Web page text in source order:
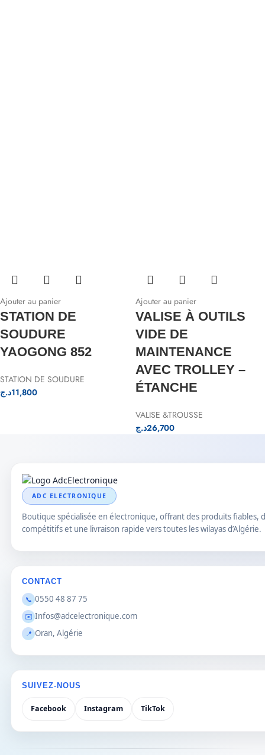
Ajouter au panier
STATION DE
SOUDURE
YAOGONG 852
STATION DE SOUDURE
11,800د.ج
Ajouter au panier
VALISE À OUTILS
VIDE DE
MAINTENANCE
AVEC TROLLEY –
ÉTANCHE
VALISE &TROUSSE
26,700د.ج
ADC ELECTRONIQUE
Boutique spécialisée en électronique, offrant des produits fiables,
compétitifs et une livraison rapide vers toutes les wilayas d’Algérie.
CONTACT
📞 0550 48 87 75
✉️ Infos@adcelectronique.com
📍 Oran, Algérie
SUIVEZ-NOUS
Facebook Instagram TikTok